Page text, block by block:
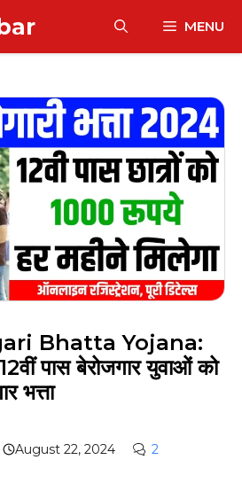
MENU
Bhatta Yojana:
पास बेरोजगार युवाओं को
भत्ता
August 22, 2024 2